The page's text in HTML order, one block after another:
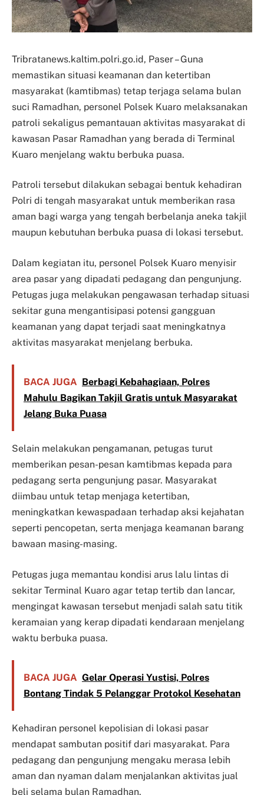
Tribratanews.kaltim.polri.go.id, Paser – Guna
memastikan situasi keamanan dan ketertiban
masyarakat (kamtibmas) tetap terjaga selama bulan
suci Ramadhan, personel Polsek Kuaro melaksanakan
patroli sekaligus pemantauan aktivitas masyarakat di
kawasan Pasar Ramadhan yang berada di Terminal
Kuaro menjelang waktu berbuka puasa.
Patroli tersebut dilakukan sebagai bentuk kehadiran
Polri di tengah masyarakat untuk memberikan rasa
aman bagi warga yang tengah berbelanja aneka takjil
maupun kebutuhan berbuka puasa di lokasi tersebut.
Dalam kegiatan itu, personel Polsek Kuaro menyisir
area pasar yang dipadati pedagang dan pengunjung.
Petugas juga melakukan pengawasan terhadap situasi
sekitar guna mengantisipasi potensi gangguan
keamanan yang dapat terjadi saat meningkatnya
aktivitas masyarakat menjelang berbuka.
BACA JUGA Berbagi Kebahagiaan, Polres
Mahulu Bagikan Takjil Gratis untuk Masyarakat
Jelang Buka Puasa
Selain melakukan pengamanan, petugas turut
memberikan pesan-pesan kamtibmas kepada para
pedagang serta pengunjung pasar. Masyarakat
diimbau untuk tetap menjaga ketertiban,
meningkatkan kewaspadaan terhadap aksi kejahatan
seperti pencopetan, serta menjaga keamanan barang
bawaan masing-masing.
Petugas juga memantau kondisi arus lalu lintas di
sekitar Terminal Kuaro agar tetap tertib dan lancar,
mengingat kawasan tersebut menjadi salah satu titik
keramaian yang kerap dipadati kendaraan menjelang
waktu berbuka puasa.
BACA JUGA Gelar Operasi Yustisi, Polres
Bontang Tindak 5 Pelanggar Protokol Kesehatan
Kehadiran personel kepolisian di lokasi pasar
mendapat sambutan positif dari masyarakat. Para
pedagang dan pengunjung mengaku merasa lebih
aman dan nyaman dalam menjalankan aktivitas jual
beli selama bulan Ramadhan.